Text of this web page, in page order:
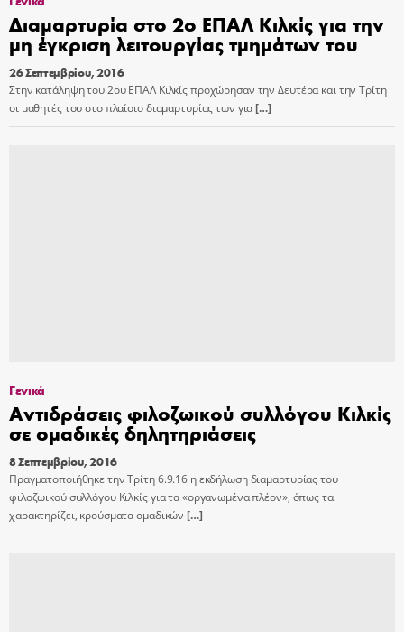
Διαμαρτυρία στο 2ο ΕΠΑΛ Κιλκίς για την
μη έγκριση λειτουργίας τμημάτων του
26 Σεπτεμβρίου, 2016
Στην κατάληψη του 2ου ΕΠΑΛ Κιλκίς προχώρησαν την Δευτέρα και την Τρίτη
οι μαθητές του στο πλαίσιο διαμαρτυρίας των για[…]
Γενικά
Αντιδράσεις φιλοζωικού συλλόγου Κιλκίς
σε ομαδικές δηλητηριάσεις
8 Σεπτεμβρίου, 2016
Πραγματοποιήθηκε την Τρίτη 6.9.16 η εκδήλωση διαμαρτυρίας του
φιλοζωικού συλλόγου Κιλκίς για τα «οργανωμένα πλέον», όπως τα
χαρακτηρίζει, κρούσματα ομαδικών […]